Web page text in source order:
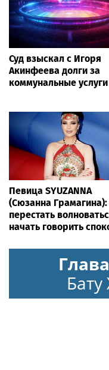
Суд взыскал с Игоря
Акинфеева долги за
коммунальные услуги
Певица SYUZANNA
(Сюзанна Грамагина):
перестать
начать говорить
Бату